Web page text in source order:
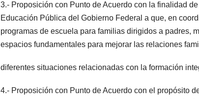
3.- Proposición con Punto de Acuerdo con la finalidad
Educación Pública del Gobierno Federal a que, en
programas de escuela para familias dirigidos a padres,
espacios fundamentales para mejorar las relaciones
diferentes situaciones relacionadas con la formación
4.- Proposición con Punto de Acuerdo con el propósito